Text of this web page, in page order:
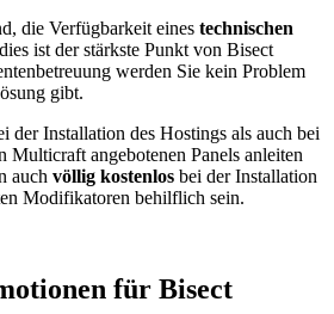
die Verfügbarkeit eines technischen
ist der stärkste Punkt von Bisect
werden Sie kein Problem
gibt.
der Installation des Hostings als auch bei
angebotenen Panels anleiten
auch völlig kostenlos bei der Installation
Modifikatoren behilflich sein.
für Bisect